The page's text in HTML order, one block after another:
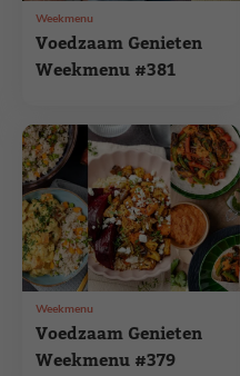
Voedzaam Genieten
Weekmenu #381
Weekmenu
Voedzaam Genieten
Weekmenu #379
Weekmenu